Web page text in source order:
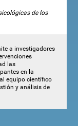
de los
a investigadores
las
en la
equipo científico
y análisis de